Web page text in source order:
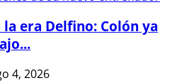
la era Delfino: Colón ya
4, 2026